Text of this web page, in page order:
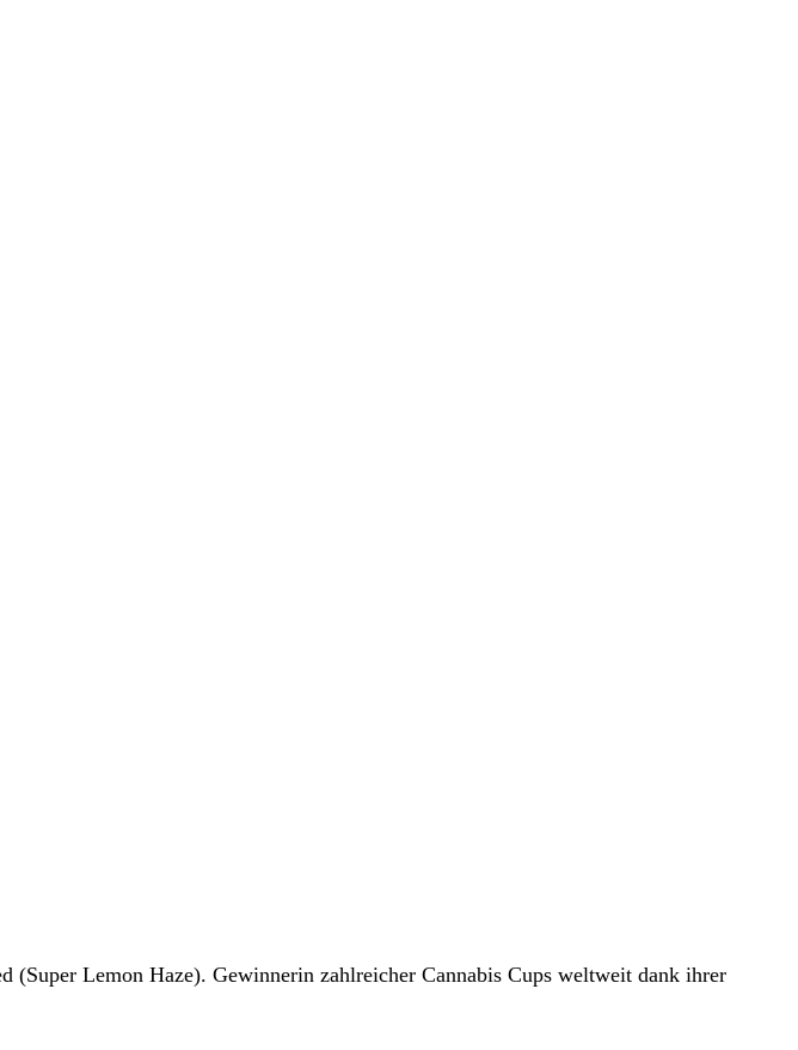
Lemon Haze). Gewinnerin zahlreicher Cannabis Cups weltweit dank ihrer